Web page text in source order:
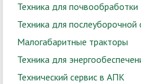
Техника для почвообработки
Техника для послеуборочной
Малогабаритные тракторы
Техника для
Технический сервис в АПК